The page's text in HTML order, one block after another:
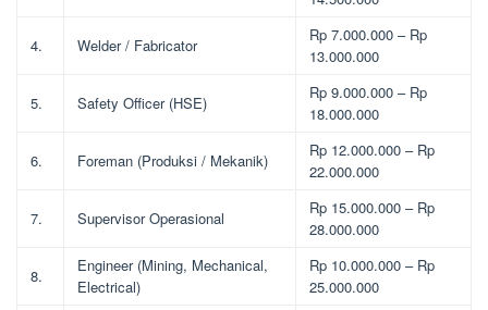
4. Welder / Fabricator
Rp 7.000.000 – Rp
13.000.000
5. Safety Officer (HSE)
Rp 9.000.000 – Rp
18.000.000
6. Foreman (Produksi / Mekanik)
Rp 12.000.000 – Rp
22.000.000
7. Supervisor Operasional
Rp 15.000.000 – Rp
28.000.000
8.
Engineer (Mining, Mechanical,
Electrical)
Rp 10.000.000 – Rp
25.000.000